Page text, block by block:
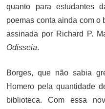
quanto para estudantes
poemas conta ainda com o
assinada por Richard P.
Odisseia.
Borges, que não sabia
Homero pela quantidade
biblioteca. Com essa